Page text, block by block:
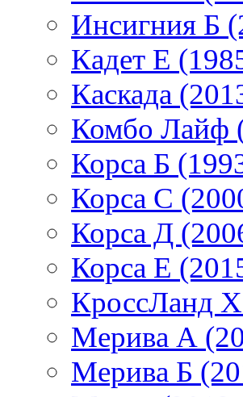
Инсигния Б
Кадет Е
Каскада
Комбо Лайф
Корса Б
Корса С
Корса Д
Корса E
КроссЛанд
Мерива А
Мерива Б